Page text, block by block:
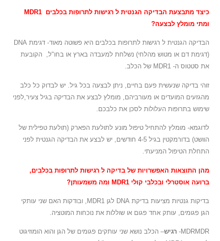
כיצד מתבצעת הבדיקה הגנטית ל רגישות לתרופות בכלבים MDR1
ומתי מומלץ לבצעה?
הבדיקה הגנטית ל רגישות לתרופות בכלבים היא פשוטה מאוד- דגימת DNA
(דגימת דם או מטוש מהלחי) נשלחת למעבדה בארץ או בחו"ל, הקובעת
את סטטוס ה- MDR1 של הכלב.
זוהי בדיקה שנעשית פעם בחיים, ניתן לבצעה בכל גיל. יש לבדוק כל כלב
מהגזעים המועדים או מעורביהם, מומלץ לבצע את הבדיקה בגיל צעיר,לפני
שימוש בתרופות העלולות לסכן את כלבכם.
לדוגמא- מומלץ להתחיל טיפול מונע לתולעת הפארק (תולעת טפילית של
הוושט) בדורמקטין בגיל 4-5 חודשים, יש לבצע את הבדיקה הגנטית לפני
התחלת הטיפול המניעתי.
מהן התוצאות האפשרויות של בדיקה ל רגישות לתרופות בכלבים,
ברועה אוסטרלי ובכלבי קולי MDR1 ומה משמעותן?
בדיקות גנטיות מציעות בדיקת DNA לגן MDR1, ובודקות האם שני עותקי
הגן פגומים, עותק אחד פגום או שוללות את נוכחות המוטציה.
MDRMDR- רגיש– הכלב נושא שני עותקים פגומים של הגן והוא הומוזיגוט